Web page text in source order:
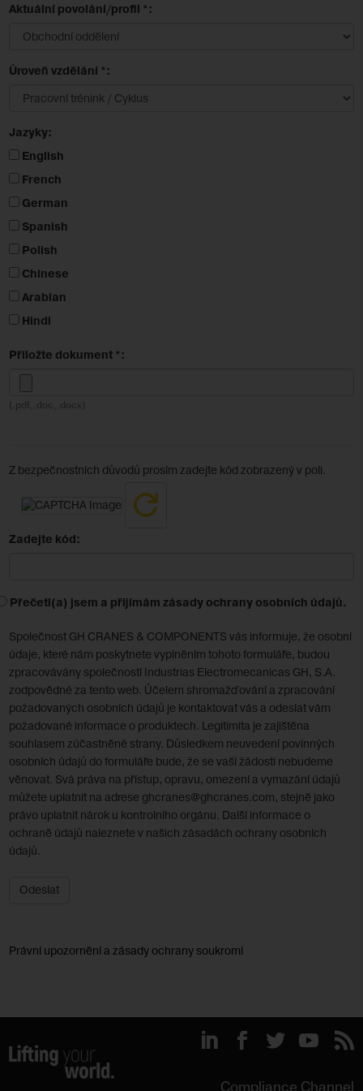
Aktuální povolání/profil *:
Úroveň vzdělání *:
Jazyky:
English
French
German
Spanish
Polish
Chinese
Arabian
Hindi
Přiložte dokument *:
(.pdf,.doc,.docx)
Z bezpečnostních důvodů prosím zadejte kód zobrazený v poli.
Zadejte kód:
Přečetl(a) jsem a přijímám zásady ochrany osobních údajů.
Společnost GH CRANES & COMPONENTS vás informuje, že osobní
údaje, které nám poskytnete vyplněním tohoto formuláře, budou
zpracovávány společností Industrias Electromecanicas GH, S.A.
zodpovědné za tento web. Účelem shromažďování a zpracování
požadovaných osobních údajů je kontaktovat vás a odeslat vám
požadované informace o produktech. Legitimita je zajištěna
souhlasem zúčastněné strany. Důsledkem neuvedení povinných
osobních údajů do formuláře bude, že se vaší žádosti nebudeme
věnovat. Svá práva na přístup, opravu, omezení a vymazání údajů
můžete uplatnit na adrese ghcranes@ghcranes.com, stejně jako
právo uplatnit nárok u kontrolního orgánu. Další informace o
ochraně údajů naleznete v našich zásadách ochrany osobních
údajů.
Odeslat
Právní upozornění a zásady ochrany soukromí